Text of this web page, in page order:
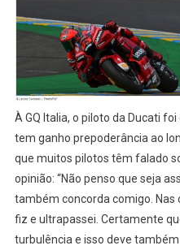
À GQ Italia, o piloto da Ducati
tem ganho prepoderância ao
que muitos pilotos têm falado
opinião: “Não penso que seja
também concorda comigo. Nas
fiz e ultrapassei. Certamente
turbulência e isso deve